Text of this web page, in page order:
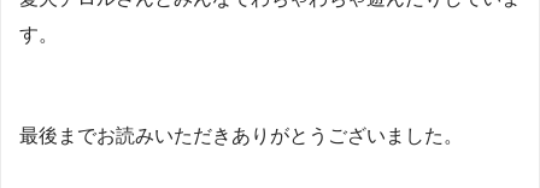
す。
最後までお読みいただきありがとうございました。